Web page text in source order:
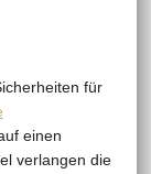
für
einen
verlangen die